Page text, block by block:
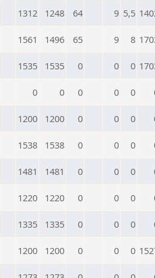
1312 1248 64 9 5,5
1561 1496 65 9 8
1535 1535 0 0 0
0 0 0 0 0
1200 1200 0 0 0
1538 1538 0 0 0
1481 1481 0 0 0
1220 1220 0 0 0
1335 1335 0 0 0
1200 1200 0 0 0